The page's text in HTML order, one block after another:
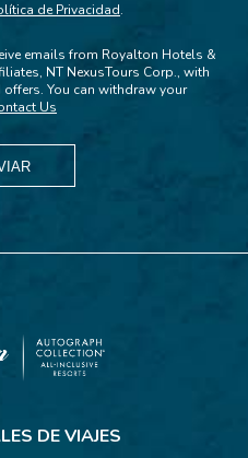
de Privacidad.
emails from Royalton Hotels &
NT NexusTours Corp., with
You can withdraw your
Us
DE VIAJES